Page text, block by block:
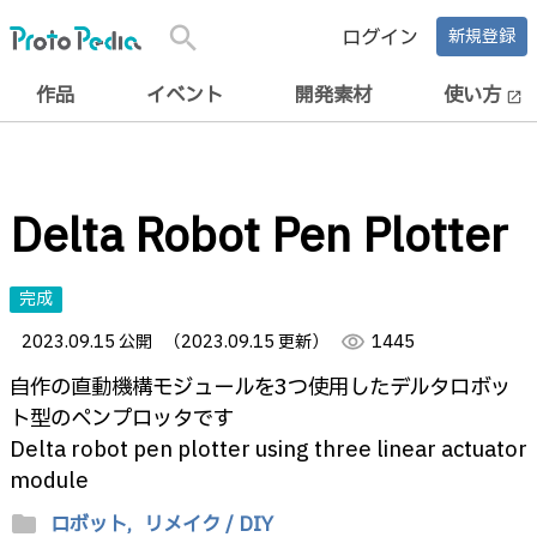
search ログイン 新規登録
作品 イベント 開発素材 使い方 open_in_new
Delta Robot Pen Plotter
完成
2023.09.15 公開
（2023.09.15 更新） visibility 1445
自作の直動機構モジュールを3つ使用したデルタロボッ
ト型のペンプロッタです
Delta robot pen plotter using three linear actuator
module
folder ロボット, リメイク / DIY